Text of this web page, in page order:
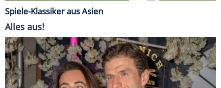
Spiele-Klassiker aus Asien
Alles aus!